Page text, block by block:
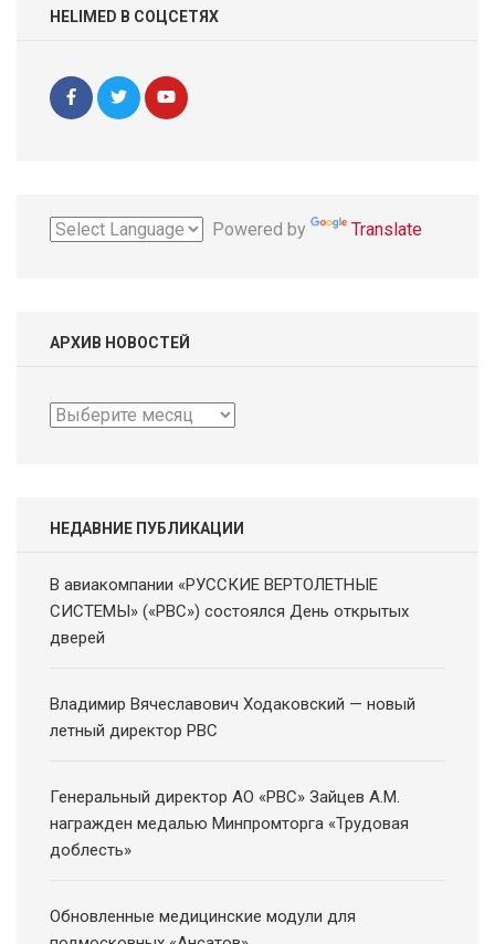
HELIMED В СОЦСЕТЯХ
Powered by Translate
АРХИВ НОВОСТЕЙ
Архив
НЕДАВНИЕ ПУБЛИКАЦИИ
В авиакомпании «РУССКИЕ ВЕРТОЛЕТНЫЕ
СИСТЕМЫ» («РВС») состоялся День открытых
дверей
Владимир Вячеславович Ходаковский — новый
летный директор РВС
Генеральный директор АО «РВС» Зайцев А.М.
награжден медалью Минпромторга «Трудовая
доблесть»
Обновленные медицинские модули для